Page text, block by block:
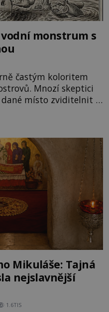
monstrum s
častým koloritem
Mnozí skeptici
místo zviditelnit a
záhadám
pravdivý základ?
se přez
Mikuláše: Tajná
nejslavnější
1.6TIS